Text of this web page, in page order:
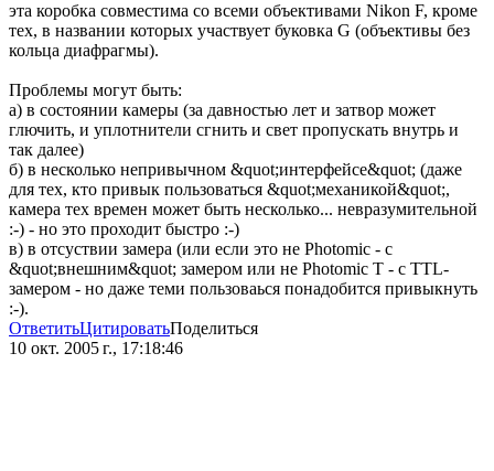
эта коробка совместима со всеми объективами Nikon F, кроме
тех, в названии которых участвует буковка G (объективы без
кольца диафрагмы).
Проблемы могут быть:
а) в состоянии камеры (за давностью лет и затвор может
глючить, и уплотнители сгнить и свет пропускать внутрь и
так далее)
б) в несколько непривычном &quot;интерфейсе&quot; (даже
для тех, кто привык пользоваться &quot;механикой&quot;,
камера тех времен может быть несколько... невразумительной
:-) - но это проходит быстро :-)
в) в отсуствии замера (или если это не Photomic - c
&quot;внешним&quot; замером или не Photomic T - c TTL-
замером - но даже теми пользоваься понадобится привыкнуть
:-).
ОтветитьЦитироватьПоделиться
10 окт. 2005 г., 17:18:46